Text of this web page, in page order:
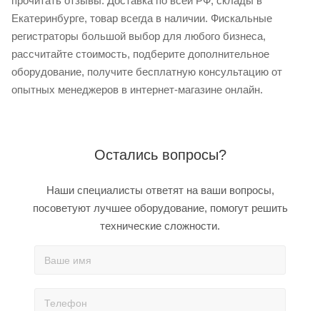
Екатеринбурге, товар всегда в наличии. Фискальные
регистраторы большой выбор для любого бизнеса,
рассчитайте стоимость, подберите дополнительное
оборудование, получите бесплатную консультацию от
опытных менеджеров в интернет-магазине онлайн.
Остались вопросы?
Наши специалисты ответят на ваши вопросы,
посоветуют лучшее оборудование, помогут решить
технические сложности.